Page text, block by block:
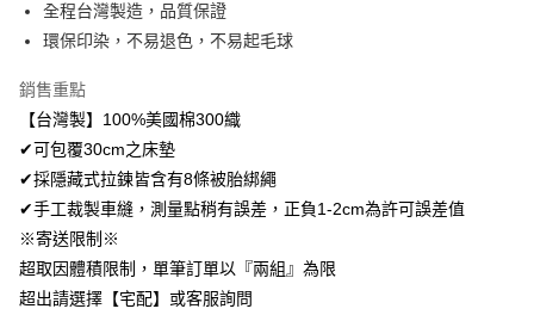
Google Pay
AFTEE先享後付
相關說明
AFTEE先享後付是「在收到商品之後才付款」的支付方式。 讓您購物簡單
便利好安心！
１．簡單：不需註冊會員、不需綁卡、不需儲值。
２．便利：只要手機號碼，簡訊認證，即可結帳。
３．安心：先確認商品／服務後，再付款。
１．於結帳方式選擇「AFTEE先享後付」後，將跳轉至「AFTEE先享後付」
ATM付款
運送方式
全家取貨付款
免運費
全程台灣製造，品質保證
環保印染，不易退色，不易起毛球
銷售重點
【台灣製】100%美國棉300織
✔可包覆30cm之床墊
✔採隱藏式拉鍊皆含有8條被胎綁繩
✔手工裁製車縫，測量點稍有誤差，正負1-2cm為許可誤差值
※寄送限制※
超取因體積限制，單筆訂單以『兩組』為限
超出請選擇【宅配】或客服詢問